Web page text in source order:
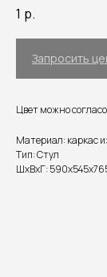
1 р.
Запросить
Цвет можно
Материал: каркас
Тип: Стул
ШxВxГ: